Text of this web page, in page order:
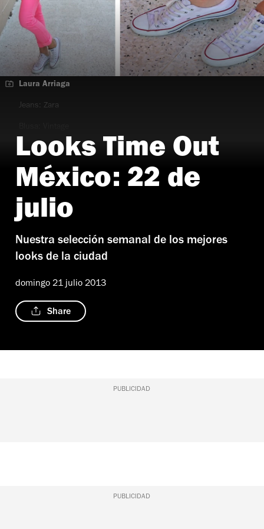
Laura Arriaga
Jeans: Zara
Tenis: Converse
Looks Time Out
México: 22 de
julio
Nuestra selección semanal de los mejores
looks de la ciudad
domingo 21 julio 2013
Share
PUBLICIDAD
PUBLICIDAD